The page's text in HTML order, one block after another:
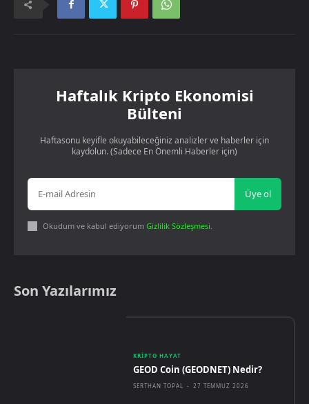
Haftalık Kripto Ekonomisi
Bülteni
Haftasonu keyifle okuyabileceğiniz analizler ve haberler için
kaydolun. (Sadece En Önemli Haberler için)
Üye ol
Okudum ve kabul ediyorum Gizlilik Sözleşmesi
Son Yazılarımız
KRIPTO HAYAT
GEOD Coin (GEODNET) Nedir?
SERTHAN TOPAL - 27 TEMMUZ 2026